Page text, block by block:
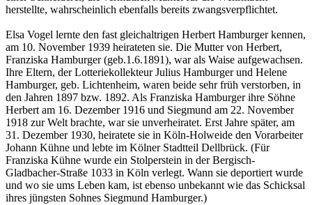
herstellte, wahrscheinlich ebenfalls bereits zwangsverpflichtet.
Elsa Vogel lernte den fast gleichaltrigen Herbert Hamburger kennen,
am 10. November 1939 heirateten sie. Die Mutter von Herbert,
Franziska Hamburger (geb.1.6.1891), war als Waise aufgewachsen.
Ihre Eltern, der Lotteriekollekteur Julius Hamburger und Helene
Hamburger, geb. Lichtenheim, waren beide sehr früh verstorben, in
den Jahren 1897 bzw. 1892. Als Franziska Hamburger ihre Söhne
Herbert am 16. Dezember 1916 und Siegmund am 22. November
1918 zur Welt brachte, war sie unverheiratet. Erst Jahre später, am
31. Dezember 1930, heiratete sie in Köln-Holweide den Vorarbeiter
Johann Kühne und lebte im Kölner Stadtteil Dellbrück. (Für
Franziska Kühne wurde ein Stolperstein in der Bergisch-
Gladbacher-Straße 1033 in Köln verlegt. Wann sie deportiert wurde
und wo sie ums Leben kam, ist ebenso unbekannt wie das Schicksal
ihres jüngsten Sohnes Siegmund Hamburger.)